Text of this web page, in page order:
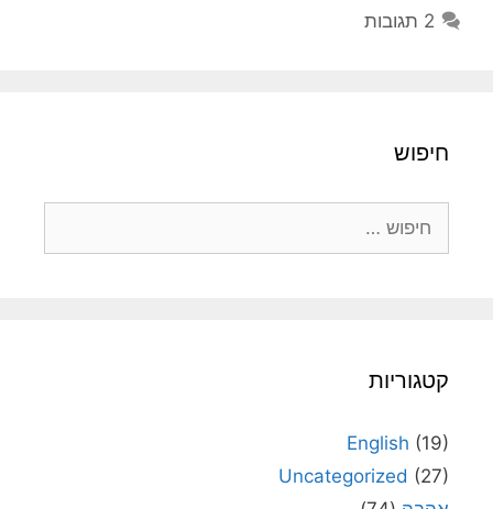
2 תגובות
חיפוש
קטגוריות
English (19)
Uncategorized (27)